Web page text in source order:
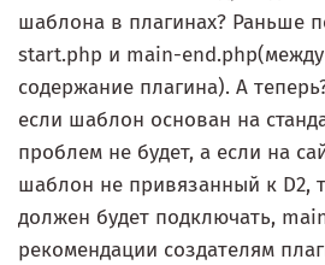
шаблона в плагинах? Раньше
start.php и main-
содержание плагина). А
если шаблон основан на
проблем не будет, а если на
шаблон не привязанный к D2,
должен будет подключать,
рекомендации создателям